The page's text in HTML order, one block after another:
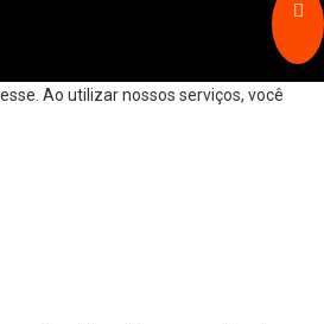
Ao utilizar nossos serviços, você